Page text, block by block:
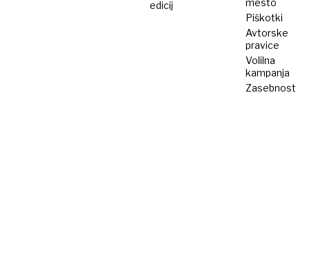
edicij
mesto
Piškotki
Avtorske
pravice
Volilna
kampanja
Zasebnost